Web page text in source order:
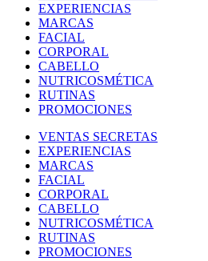
EXPERIENCIAS
MARCAS
FACIAL
CORPORAL
CABELLO
NUTRICOSMÉTICA
RUTINAS
PROMOCIONES
VENTAS SECRETAS
EXPERIENCIAS
MARCAS
FACIAL
CORPORAL
CABELLO
NUTRICOSMÉTICA
RUTINAS
PROMOCIONES